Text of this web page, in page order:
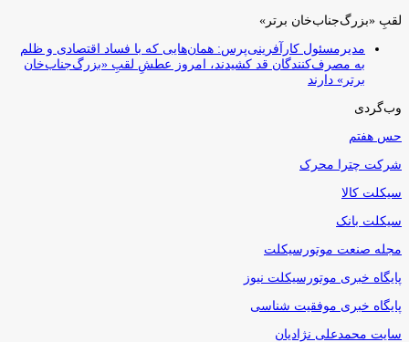
لقبِ «بزرگ‌جناب‌خان برتر»
مدیرمسئول کارآفرینی‌پرس: همان‌هایی که با فساد اقتصادی و ظلم
به مصرف‌کنندگان قد کشیدند، امروز عطشِ لقبِ «بزرگ‌جناب‌خان
برتر» دارند
وب‌گردی
حس هفتم
شرکت چترا محرک
سیکلت کالا
سیکلت بانک
مجله صنعت موتورسیکلت
پایگاه خبری موتورسیکلت نیوز
پایگاه خبری موفقیت شناسی
سایت محمدعلی نژادیان